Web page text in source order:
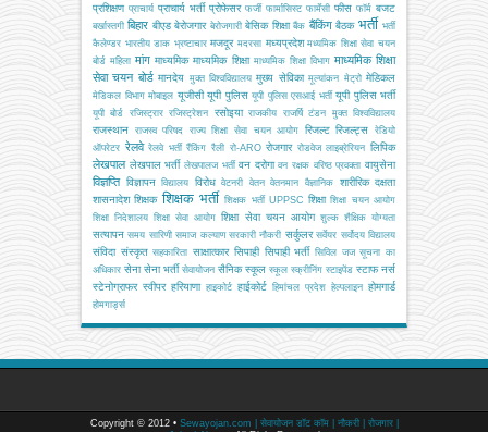
प्रशिक्षण प्राचार्य प्राचार्य भर्ती प्रोफेसर फर्जी फार्मासिस्ट फार्मेसी फीस फॉर्म बजट
बर्खास्तगी बिहार बीएड बेरोजगार बेरोजगारी बेसिक शिक्षा बैंक बैंकिंग बैठक भर्ती भर्ती
कैलेण्डर भारतीय डाक भ्रष्टाचार मजदूर मदरसा मध्यप्रदेश मध्यमिक शिक्षा सेवा चयन
बोर्ड महिला मांग माध्यमिक माध्यमिक शिक्षा माध्यमिक शिक्षा विभाग माध्यमिक शिक्षा
सेवा चयन बोर्ड मानदेय मुक्त विश्वविद्यालय मुख्य सेविका मूल्यांकन मेट्रो मेडिकल
मेडिकल विभाग मोबाइल यूजीसी यूपी पुलिस यूपी पुलिस एसआई भर्ती यूपी पुलिस भर्ती
यूपी बोर्ड रजिस्ट्रार रजिस्ट्रेशन रसोइया राजकीय राजर्षि टंडन मुक्त विश्वविद्यालय
राजस्थान राजस्व परिषद राज्य शिक्षा सेवा चयन आयोग रिजल्ट रिजल्ट्स
रेडियो
ऑपरेटर रेलवे रेलवे भर्ती रैंकिंग रैली रो-ARO रोजगार रोडवेज लाइब्रेरियन लिपिक
लेखपाल लेखपाल भर्ती लेखपालज भर्ती वन दरोगा वन रक्षक वरिष्ठ प्रवक्ता वायुसेना
विज्ञप्ति विज्ञापन विद्यालय विरोध वेटनरी वेतन वेतनमान वैज्ञानिक
शारीरिक दक्षता
शासनादेश शिक्षक शिक्षक भर्ती शिक्षक भर्ती UPPSC शिक्षा शिक्षा चयन आयोग
शिक्षा निदेशालय शिक्षा सेवा आयोग शिक्षा सेवा चयन आयोग शुल्क शैक्षिक योग्यता
सत्यापन समय सारिणी समाज कल्याण सरकारी नौकरी सर्कुलर सर्वेयर सर्वोदय विद्यालय
संविदा संस्कृत सहकारिता साक्षात्कार सिपाही सिपाही भर्ती सिविल जज सूचना का
अधिकार सेना सेना भर्ती सेवायोजन सैनिक स्कूल स्कूल स्क्रीनिंग स्टाइपेंड स्टाफ नर्स
स्टेनोग्राफर स्वीपर हरियाणा हाइकोर्ट हाईकोर्ट हिमांचल प्रदेश हेल्पलाइन होमगार्ड
होमगार्ड्स
Copyright © 2012 • Sewayojan.com | सेवायोजन डॉट कॉम | नौकरी | रोजगार |